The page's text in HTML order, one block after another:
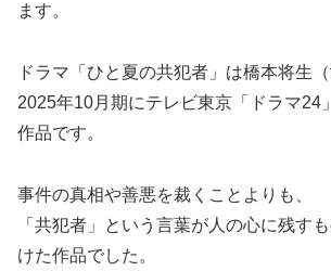
ます。
ドラマ「ひと夏の共犯者」は橋本将生
2025年10月期にテレビ東京「ドラマ24
作品です。
事件の真相や善悪を裁くことよりも、
「共犯者」という言葉が人の心に残す
けた作品でした。